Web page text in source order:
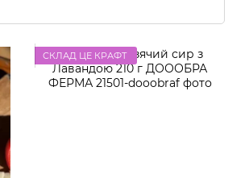
СКЛАД ЦЕ КРАФТ